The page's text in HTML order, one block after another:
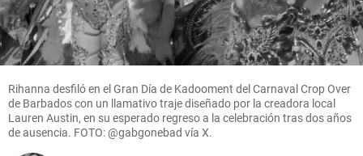
Rihanna desfiló en el Gran Día de Kadooment del Carnaval Crop Over
de Barbados con un llamativo traje diseñado por la creadora local
Lauren Austin, en su esperado regreso a la celebración tras dos años
de ausencia. FOTO: @gabgonebad vía X.